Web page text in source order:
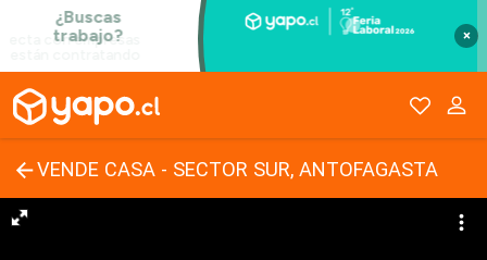
×
VENDE CASA - SECTOR SUR, ANTOFAGASTA